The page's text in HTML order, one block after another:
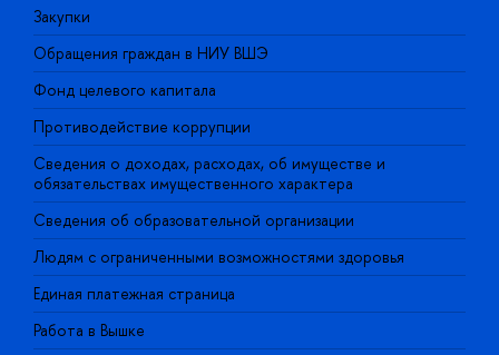
Закупки
Обращения граждан в НИУ ВШЭ
Фонд целевого капитала
Противодействие коррупции
Сведения о доходах, расходах, об имуществе и
обязательствах имущественного характера
Сведения об образовательной организации
Людям с ограниченными возможностями здоровья
Единая платежная страница
Работа в Вышке